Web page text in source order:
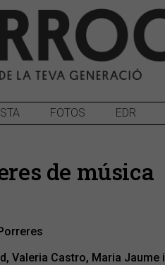
FOTOS EDR
de música
Valeria Castro, Maria Jaume i